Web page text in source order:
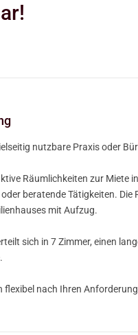
nutzbare Praxis oder
Räumlichkeiten zur Miete
beratende Tätigkeiten.
mit Aufzug.
sich in 7 Zimmer, einen
flexibel nach Ihren